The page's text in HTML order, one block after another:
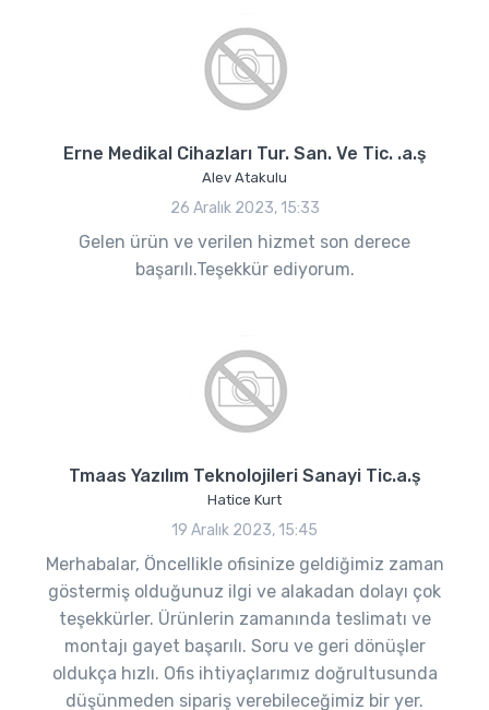
Erne Medikal Cihazları Tur. San. Ve Tic. .a.ş
Alev Atakulu
26 Aralık 2023, 15:33
Gelen ürün ve verilen hizmet son derece
başarılı.Teşekkür ediyorum.
Tmaas Yazılım Teknolojileri Sanayi Tic.a.ş
Hatice Kurt
19 Aralık 2023, 15:45
Merhabalar, Öncellikle ofisinize geldiğimiz zaman
göstermiş olduğunuz ilgi ve alakadan dolayı çok
teşekkürler. Ürünlerin zamanında teslimatı ve
montajı gayet başarılı. Soru ve geri dönüşler
oldukça hızlı. Ofis ihtiyaçlarımız doğrultusunda
düşünmeden sipariş verebileceğimiz bir yer.